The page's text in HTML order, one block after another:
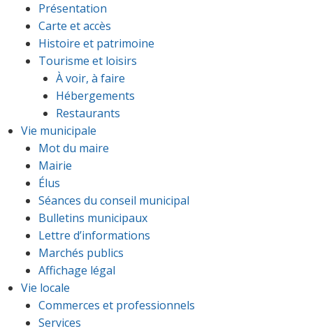
Présentation
Carte et accès
Histoire et patrimoine
Tourisme et loisirs
À voir, à faire
Hébergements
Restaurants
Vie municipale
Mot du maire
Mairie
Élus
Séances du conseil municipal
Bulletins municipaux
Lettre d’informations
Marchés publics
Affichage légal
Vie locale
Commerces et professionnels
Services